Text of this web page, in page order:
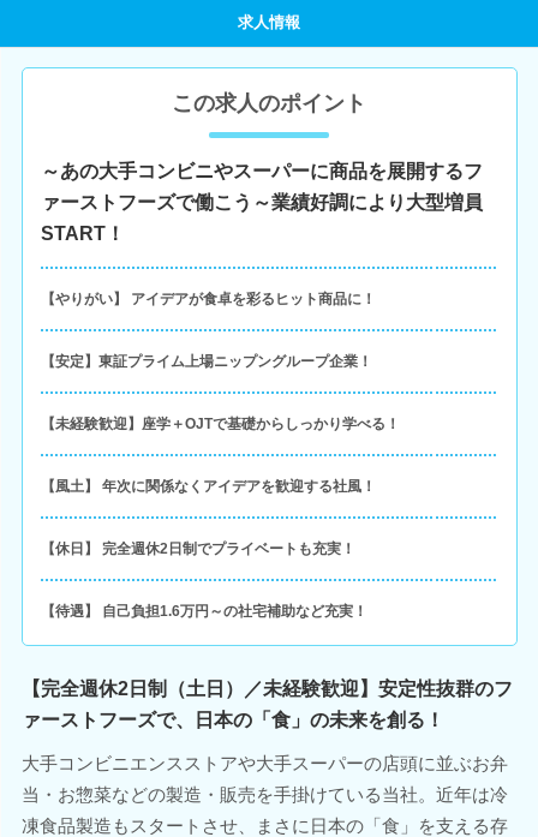
求人情報
この求人のポイント
～あの大手コンビニやスーパーに商品を展開するフ
ァーストフーズで働こう～業績好調により大型増員
START！
【やりがい】 アイデアが食卓を彩るヒット商品に！
【安定】東証プライム上場ニップングループ企業！
【未経験歓迎】座学＋OJTで基礎からしっかり学べる！
【風土】 年次に関係なくアイデアを歓迎する社風！
【休日】 完全週休2日制でプライベートも充実！
【待遇】 自己負担1.6万円～の社宅補助など充実！
【完全週休2日制（土日）／未経験歓迎】安定性抜群のフ
ァーストフーズで、日本の「食」の未来を創る！
大手コンビニエンスストアや大手スーパーの店頭に並ぶお弁
当・お惣菜などの製造・販売を手掛けている当社。近年は冷
凍食品製造もスタートさせ、まさに日本の「食」を支える存